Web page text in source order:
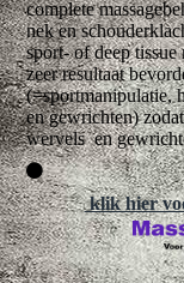
complete
nek en
sport- of deep
zeer resultaat
(=sportmanipulatie,
en gewrichten)
wervels en
klik hier